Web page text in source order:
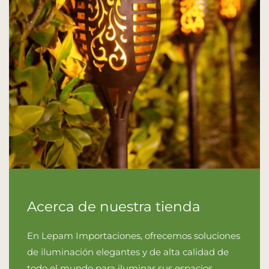
Acerca de nuestra tienda
En Lepam Importaciones, ofrecemos soluciones
de iluminación elegantes y de alta calidad de